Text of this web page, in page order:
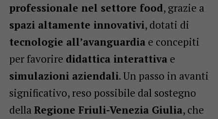
professionale nel settore food, grazie a
spazi altamente innovativi, dotati di
tecnologie all’avanguardiae concepiti
per favorire didattica interattivae
simulazioni aziendali. Un passo in avanti
significativo, reso possibile dal sostegno
della Regione Friuli-Venezia Giulia, che